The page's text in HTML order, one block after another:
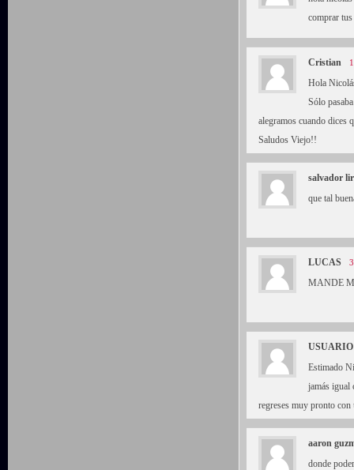
comprar
Cristian
Hola
Sólo
alegramos cuando dices
Saludos Viejo!!
salvador
que tal
LUCAS
MANDE
USUARIO
Estimado
jamás igual
regreses muy pronto con
aaron
donde